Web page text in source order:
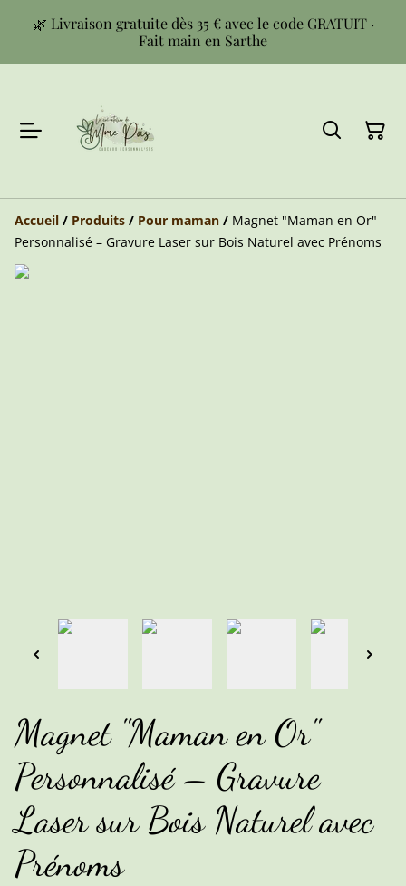
🌿 Livraison gratuite dès 35 € avec le code GRATUIT ·
Fait main en Sarthe
Accueil / Produits / Pour maman / Magnet "Maman en Or"
Personnalisé – Gravure Laser sur Bois Naturel avec Prénoms
Magnet "Maman en Or"
Personnalisé – Gravure
Laser sur Bois Naturel avec
Prénoms